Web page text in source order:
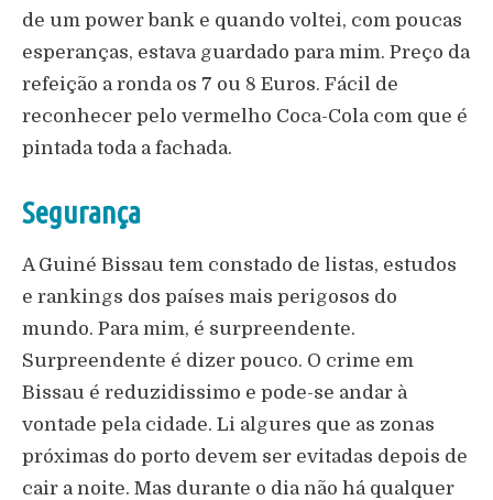
de um power bank e quando voltei, com poucas
esperanças, estava guardado para mim. Preço da
refeição a ronda os 7 ou 8 Euros. Fácil de
reconhecer pelo vermelho Coca-Cola com que é
pintada toda a fachada.
Segurança
A Guiné Bissau tem constado de listas, estudos
e rankings dos países mais perigosos do
mundo. Para mim, é surpreendente.
Surpreendente é dizer pouco. O crime em
Bissau é reduzidissimo e pode-se andar à
vontade pela cidade. Li algures que as zonas
próximas do porto devem ser evitadas depois de
cair a noite. Mas durante o dia não há qualquer